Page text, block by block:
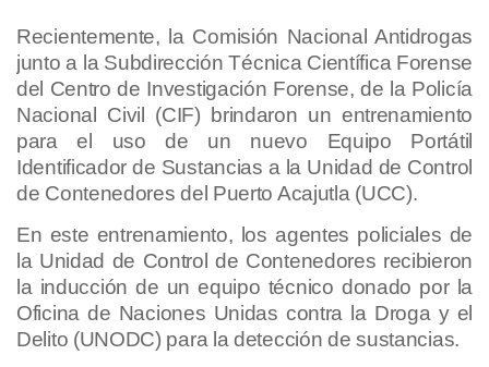
Recientemente, la Comisión Nacional Antidrogas
junto a la Subdirección Técnica Científica Forense
del Centro de Investigación Forense, de la Policía
Nacional Civil (CIF) brindaron un entrenamiento
para el uso de un nuevo Equipo Portátil
Identificador de Sustancias a la Unidad de Control
de Contenedores del Puerto Acajutla (UCC).
En este entrenamiento, los agentes policiales de
la Unidad de Control de Contenedores recibieron
la inducción de un equipo técnico donado por la
Oficina de Naciones Unidas contra la Droga y el
Delito (UNODC) para la detección de sustancias.